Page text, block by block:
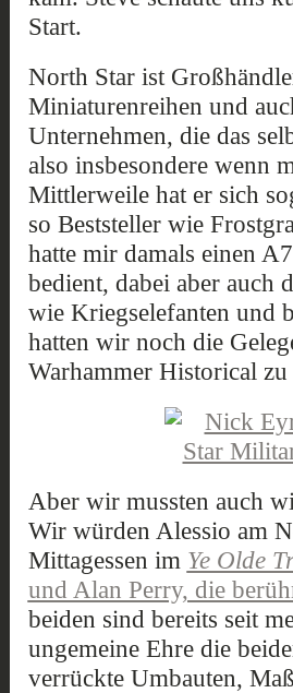
Start.
North Star ist
Miniaturenreihen und
Unternehmen, die das
also insbesondere wenn
Mittlerweile hat er sich
so Beststeller wie
hatte mir damals einen
bedient, dabei aber auch
wie Kriegselefanten und
hatten wir noch die
Warhammer Historical zu
Aber wir mussten auch
Wir würden Alessio am
Mittagessen im Ye Olde
und Alan Perry, die
beiden sind bereits seit
ungemeine Ehre die
verrückte Umbauten,